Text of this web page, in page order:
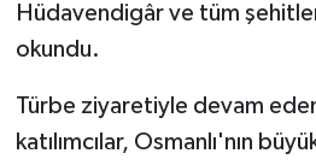
Hüdavendigâr ve tüm
okundu.
Türbe ziyaretiyle devam
katılımcılar, Osmanlı'nın